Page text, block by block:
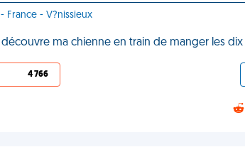
France - V?nissieux
ma chienne en train de manger les
4 766